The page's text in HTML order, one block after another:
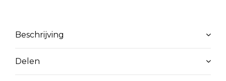
Beschrijving
Delen